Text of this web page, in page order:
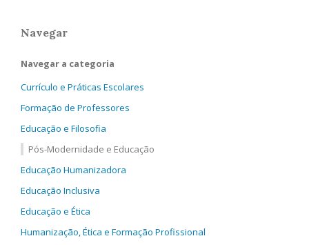
Navegar
Navegar a categoria
Currículo e Práticas Escolares
Formação de Professores
Educação e Filosofia
Pós-Modernidade e Educação
Educação Humanizadora
Educação Inclusiva
Educação e Ética
Humanização, Ética e Formação Profissional